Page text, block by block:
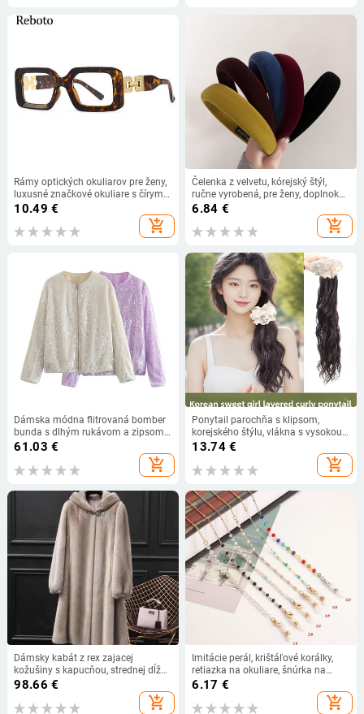
Rámy optických okuliarov pre ženy,
luxusné značkové okuliare s čírymi
šošovkami, čierne, nadrozmerné
okuliare, vintage, ľahké, unisex
10.49 €
add_shopping_cart
Čelenka z velvetu, kórejský štýl,
ručne vyrobená, pre ženy, doplnok
na hlavu
6.84 €
add_shopping_cart
Dámska módna flitrovaná bomber
bunda s dlhým rukávom a zipsom
na prednom zipse TRAF
61.03 €
add_shopping_cart
Ponytail parochňa s klipsom,
korejského štýlu, vlákna s vysokou
teplotou, nie je vhodná na horúce
farbenie, vhodná pre všetky odtiene
pleti
13.74€
add_shopping_cart
Dámsky kabát z rex zajacej
kožušiny s kapucňou, strednej dĺžky,
hrubý, veľkosť veľká, jeseň-zima
98.66 €
add_shopping_cart
Imitácie perál, krištáľové korálky,
retiazka na okuliare, šnúrka na
šnúrku pre ženy, držiak na masku,
retiazka na okuliare, šnúrka na
šnúrku proti strate, móda 2022,
6.17 €
add_shopping_cart